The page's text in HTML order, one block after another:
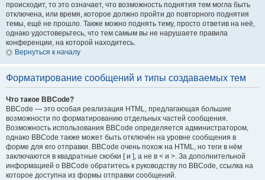
происходит, то это означает, что возможность поднятия тем могла быть
отключена, или время, которое должно пройти до повторного поднятия
темы, ещё не прошло. Также можно поднять тему, просто ответив на неё,
однако удостоверьтесь, что тем самым вы не нарушаете правила
конференции, на которой находитесь.
Вернуться к началу
Форматирование сообщений и типы создаваемых тем
Что такое BBCode?
BBCode — это особая реализация HTML, предлагающая большие
возможности по форматированию отдельных частей сообщения.
Возможность использования BBCode определяется администратором,
однако BBCode также может быть отключён на уровне сообщения в
форме для его отправки. BBCode очень похож на HTML, но теги в нём
заключаются в квадратные скобки [ и ], а не в < и >. За дополнительной
информацией о BBCode обратитесь к руководству по BBCode, ссылка на
которое доступна из формы отправки сообщений.